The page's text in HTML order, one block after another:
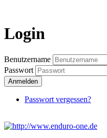
Login
Benutzername
Passwort
Anmelden
Passwort vergessen?